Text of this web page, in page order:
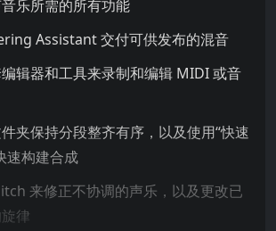
乐所需的所有功能
Assistant 交付可供发布的混音
辑器和工具来录制和编辑 MIDI 或音
夹保持分段整齐有序，以及使用“快速
速构建合成
来修正不协调的声乐，以及更改已
律